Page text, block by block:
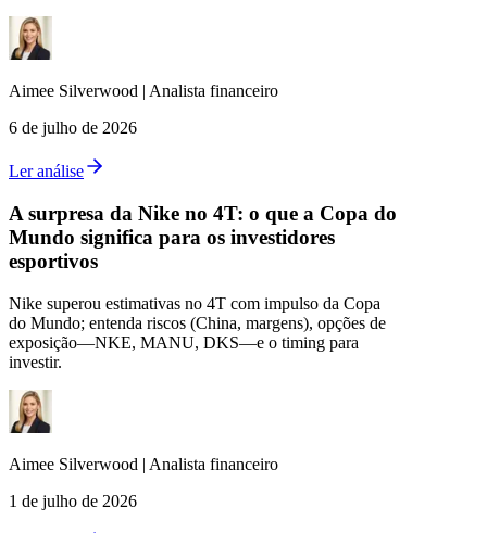
Aimee Silverwood | Analista financeiro
6 de julho de 2026
Ler análise
A surpresa da Nike no 4T: o que a Copa do
Mundo significa para os investidores
esportivos
Nike superou estimativas no 4T com impulso da Copa
do Mundo; entenda riscos (China, margens), opções de
exposição—NKE, MANU, DKS—e o timing para
investir.
Aimee Silverwood | Analista financeiro
1 de julho de 2026